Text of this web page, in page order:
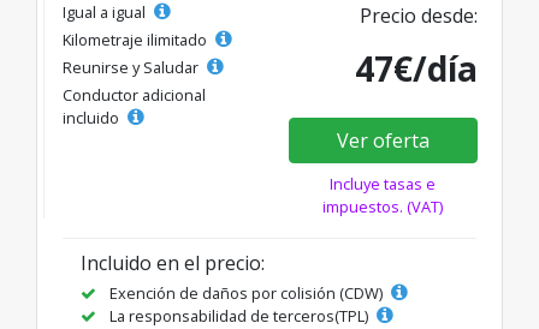
Igual a igual
Kilometraje ilimitado
Reunirse y Saludar
Conductor adicional
incluido
Precio desde:
47€/día
Ver oferta
Incluye tasas e
impuestos. (VAT)
Incluido en el precio:
Exención de daños por colisión (CDW)
La responsabilidad de terceros(TPL)